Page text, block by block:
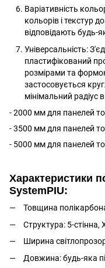
Варіативність
кольорів і текстур
відповідають будь-
Універсальність:
пластифікований
розмірами та
застосовується
мінімальний радіус
- 2000 мм для панелей
- 3500 мм для панелей
- 5000 мм для панелей
Характеристики
SystemPIU:
Товщина
Структура: 5-стінна,
Ширина
Довжина: будь-яка